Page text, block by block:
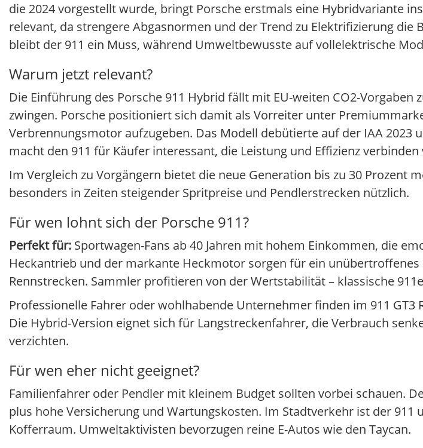
die 2024 vorgestellt wurde, bringt Porsche erstmals eine Hybridvariante
relevant, da strengere Abgasnormen und der Trend zu Elektrifizierung die
bleibt der 911 ein Muss, während Umweltbewusste auf vollelektrische
Warum jetzt relevant?
Die Einführung des Porsche 911 Hybrid fällt mit EU-weiten CO2-
zwingen. Porsche positioniert sich damit als Vorreiter unter
Verbrennungsmotor aufzugeben. Das Modell debütierte auf der IAA 2023
macht den 911 für Käufer interessant, die Leistung und Effizienz verbinden
Im Vergleich zu Vorgängern bietet die neue Generation bis zu 30 Prozent
besonders in Zeiten steigender Spritpreise und Pendlerstrecken nützlich.
Für wen lohnt sich der Porsche 911?
Perfekt für: Sportwagen-Fans ab 40 Jahren mit hohem Einkommen, die
Heckantrieb und der markante Heckmotor sorgen für ein
Rennstrecken. Sammler profitieren von der Wertstabilität – klassische
Professionelle Fahrer oder wohlhabende Unternehmer finden im 911 GT3
Die Hybrid-Version eignet sich für Langstreckenfahrer, die Verbrauch
verzichten.
Für wen eher nicht geeignet?
Familienfahrer oder Pendler mit kleinem Budget sollten vorbei schauen.
plus hohe Versicherung und Wartungskosten. Im Stadtverkehr ist der
Kofferraum. Umweltaktivisten bevorzugen reine E-Autos wie den Taycan.